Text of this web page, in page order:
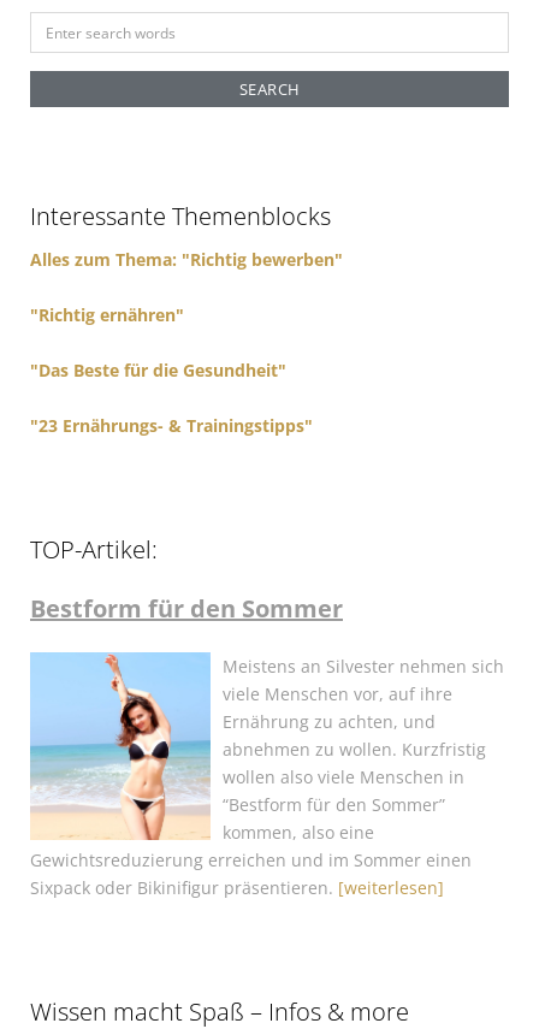
e
r
o
Interessante Themenblocks
Alles zum Thema: "Richtig bewerben"
"Richtig ernähren"
"Das Beste für die Gesundheit"
"23 Ernährungs- & Trainingstipps"
TOP-Artikel:
Bestform für den Sommer
Meistens an Silvester nehmen sich
viele Menschen vor, auf ihre
Ernährung zu achten, und
abnehmen zu wollen. Kurzfristig
wollen also viele Menschen in
“Bestform für den Sommer”
kommen, also eine
Gewichtsreduzierung erreichen und im Sommer einen
Sixpack oder Bikinifigur präsentieren. [weiterlesen]
Wissen macht Spaß – Infos & more